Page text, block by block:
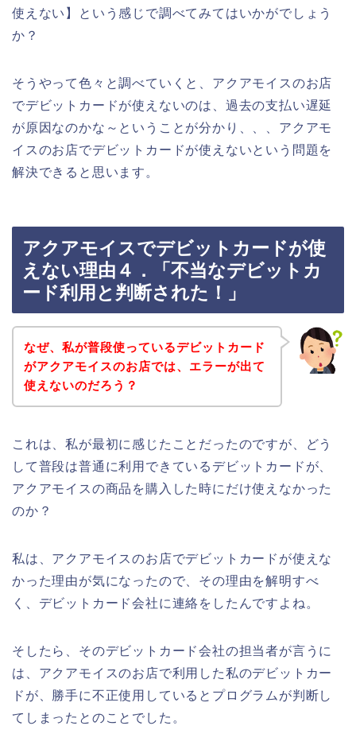
使えない】という感じで調べてみてはいかがでしょう
か？
そうやって色々と調べていくと、アクアモイスのお店
でデビットカードが使えないのは、過去の支払い遅延
が原因なのかな～ということが分かり、、、アクアモ
イスのお店でデビットカードが使えないという問題を
解決できると思います。
アクアモイスでデビットカードが使
えない理由４．「不当なデビットカ
ード利用と判断された！」
なぜ、私が普段使っているデビットカード
がアクアモイスのお店では、エラーが出て
使えないのだろう？
これは、私が最初に感じたことだったのですが、どう
して普段は普通に利用できているデビットカードが、
アクアモイスの商品を購入した時にだけ使えなかった
のか？
私は、アクアモイスのお店でデビットカードが使えな
かった理由が気になったので、その理由を解明すべ
く、デビットカード会社に連絡をしたんですよね。
そしたら、そのデビットカード会社の担当者が言うに
は、アクアモイスのお店で利用した私のデビットカー
ドが、勝手に不正使用しているとプログラムが判断し
てしまったとのことでした。